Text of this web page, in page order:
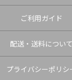
ご利用ガイド
配送・送料について
プライバシーポリシ